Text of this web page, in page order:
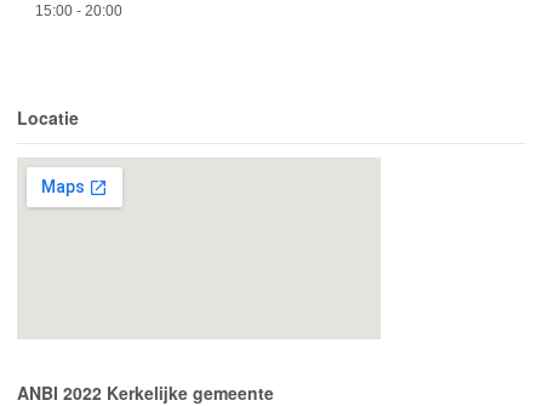
15:00 - 20:00
Locatie
ANBI 2022 Kerkelijke gemeente